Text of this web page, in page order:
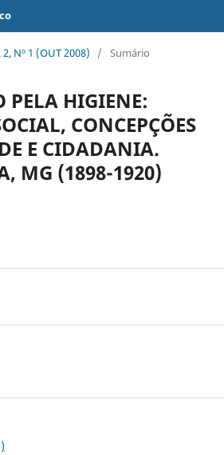
2, Nº 1 (OUT 2008) / Sumário
PELA HIGIENE:
CONCEPÇÕES
E CIDADANIA.
MG (1898-1920)